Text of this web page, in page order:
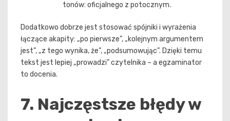
tonów: oficjalnego z potocznym.
Dodatkowo dobrze jest stosować spójniki i wyrażenia
łączące akapity: „po pierwsze”, „kolejnym argumentem
jest”, „z tego wynika, że”, „podsumowując”. Dzięki temu
tekst jest lepiej „prowadzi” czytelnika – a egzaminator
to docenia.
7. Najczęstsze błędy w